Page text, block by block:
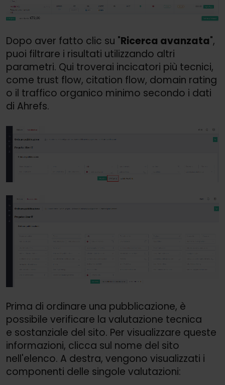
Dopo aver fatto clic su "Ricerca avanzata",
puoi filtrare i risultati utilizzando altri
parametri. Qui troverai incicatori più tecnici,
come trust flow, citation flow, domain rating
o il traffico organico minimo secondo i dati
di Ahrefs.
Prima di ordinare una pubblicazione, è
possibile verificare la valutazione tecnica
e sostanziale del sito. Per visualizzare queste
informazioni, clicca sul nome del sito
nell'elenco. A destra, vengono visualizzati i
componenti delle singole valutazioni: